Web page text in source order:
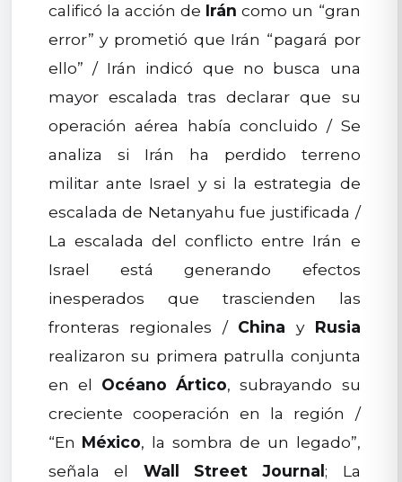
calificó la acción de Irán como un “gran
error” y prometió que Irán “pagará por
ello” / Irán indicó que no busca una
mayor escalada tras declarar que su
operación aérea había concluido / Se
analiza si Irán ha perdido terreno
militar ante Israel y si la estrategia de
escalada de Netanyahu fue justificada /
La escalada del conflicto entre Irán e
Israel está generando efectos
inesperados que trascienden las
fronteras regionales / China y Rusia
realizaron su primera patrulla conjunta
en el Océano Ártico, subrayando su
creciente cooperación en la región /
“En México, la sombra de un legado”,
señala el Wall Street Journal ; La